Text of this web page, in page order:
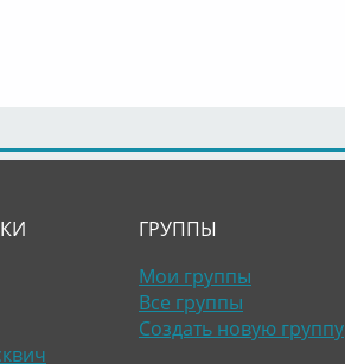
ГРУППЫ
Мои группы
Все группы
Создать новую группу